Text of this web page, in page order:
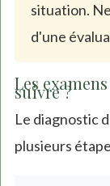
situation.
d'une
Les
suivre ?
Le diagnostic
plusieurs